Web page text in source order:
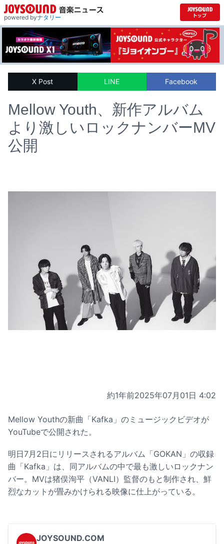
powered byナタリー
X Post LINE Facebook
Mellow Youth、新作アルバム
より激しいロックナンバーMV
公開
約1年前2025年07月01日 4:02
Mellow Youthの新曲「Kafka」のミュージックビデオが
YouTubeで公開された。
明日7月2日にリリースされるアルバム「GOKAN」の収録
曲「Kafka」は、同アルバムの中で最も激しいロックナン
バー。MVは猪俣洵平（VANLI）監督のもと制作され、鮮
烈なカットが畳みかけられる映像に仕上がっている。
JOYSOUND.COM